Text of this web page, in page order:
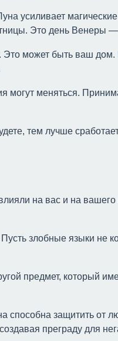
усиливает
Это день Венеры
Это может быть ваш
могут меняться.
тем лучше
на вас и на
злобные языки не
предмет, который
защитить от
преграду для